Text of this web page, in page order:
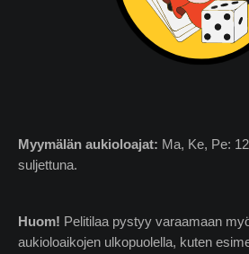
Myymälän aukioloajat: Ma, Ke, Pe:
suljettuna.
Huom! Pelitilaa pystyy varaamaan
aukioloaikojen ulkopuolella, kuten